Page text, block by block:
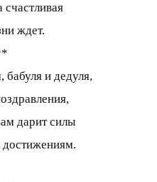
счастливая
ждет.
и дедуля,
дарит силы